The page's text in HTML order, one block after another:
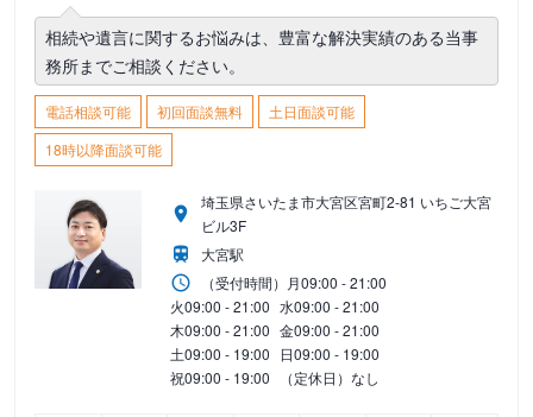
相続や遺言に関するお悩みは、豊富な解決実績のある当事
務所までご相談ください。
電話相談可能 初回面談無料
土日面談可能
18時以降面談可能
埼玉県さいたま市大宮区宮町2-81 いちご大宮
ビル3F
大宮駅
（受付時間） 月09:00 - 21:00
火09:00 - 21:00 水09:00 - 21:00
木09:00 - 21:00 金09:00 - 21:00
土09:00 - 19:00 日09:00 - 19:00
祝09:00 - 19:00 （定休日）なし